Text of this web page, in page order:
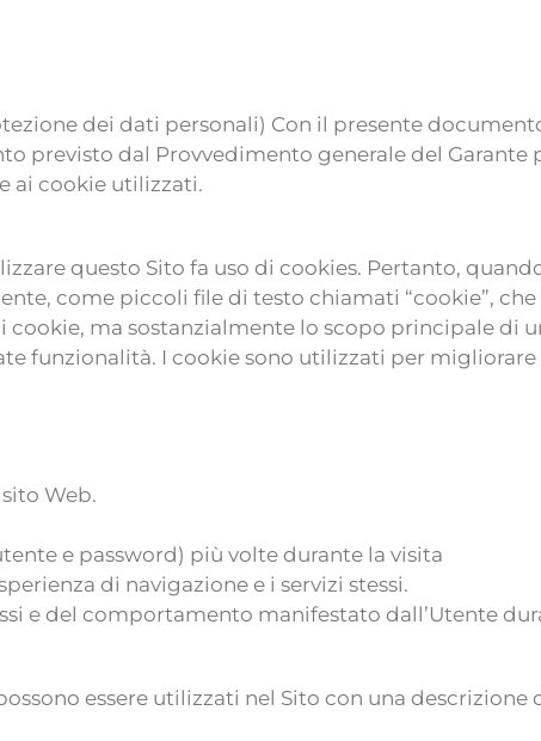
dei dati personali) Con il presente
previsto dal Provvedimento generale del Garante
ai cookie utilizzati.
questo Sito fa uso di cookies. Pertanto,
come piccoli file di testo chiamati “cookie”, che
ma sostanzialmente lo scopo principale di
funzionalità. I cookie sono utilizzati per migliorare
Web.
e password) più volte durante la visita
di navigazione e i servizi stessi.
e del comportamento manifestato dall’Utente
essere utilizzati nel Sito con una descrizione